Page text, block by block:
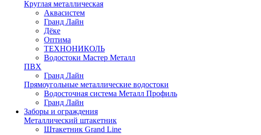
Круглая металлическая
Аквасистем
Гранд Лайн
Дёке
Оптима
ТЕХНОНИКОЛЬ
Водостоки Мастер Металл
ПВХ
Гранд Лайн
Прямоугольные металлические водостоки
Водосточная система Металл Профиль
Гранд Лайн
Заборы и ограждения
Металлический штакетник
Штакетник Grand Line